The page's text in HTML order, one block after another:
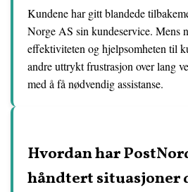
Kundene har gitt blandede
Norge AS sin kundeservice. Mens
effektiviteten og hjelpsomheten til
andre uttrykt frustrasjon over lang
med å få nødvendig assistanse.
Hvordan har
håndtert situasjoner